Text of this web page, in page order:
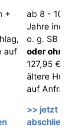
+
auf
ab 8 - 10
Jahre incl.
o. g. SB
oder ohne
127,95 €,
ältere
auf
>> jetzt